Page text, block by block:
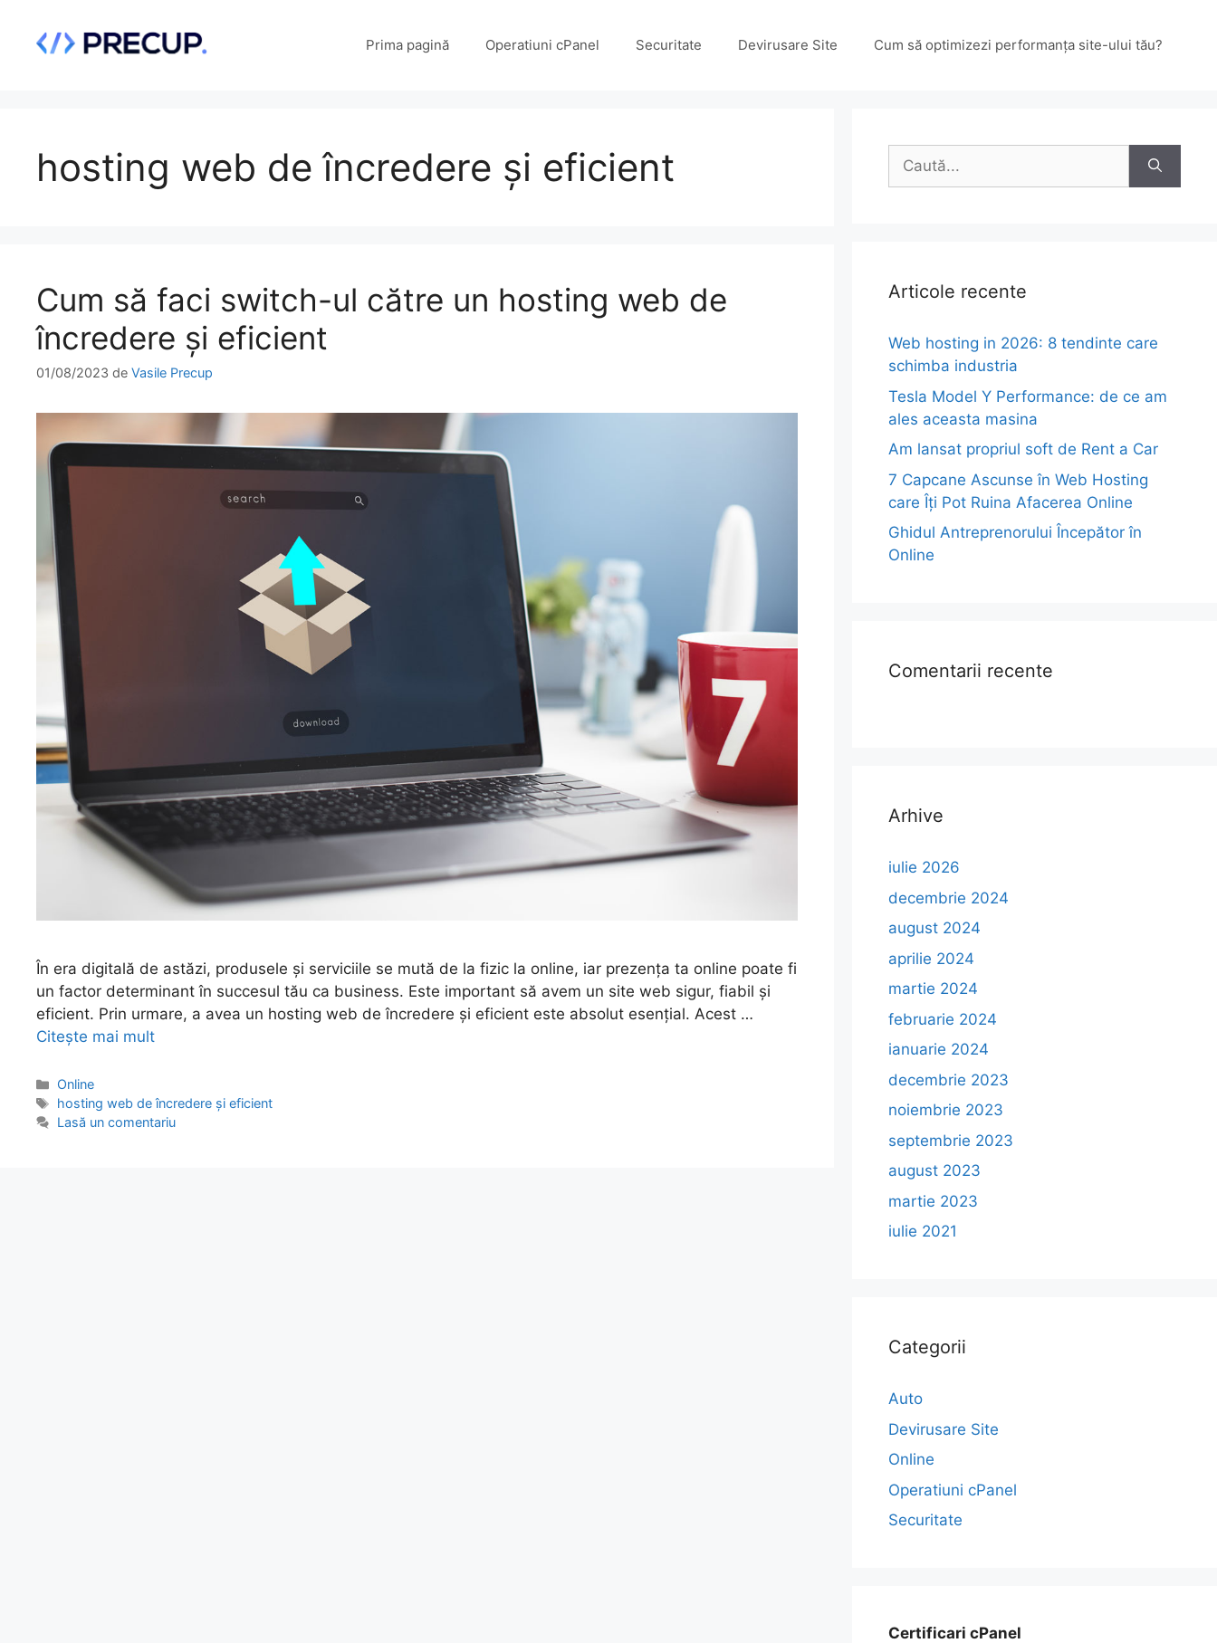
conținut
Prima pagină Operatiuni cPanel Securitate Devirusare Site Cum să optimizezi performanța site-ului tău?
hosting web de încredere și eficient
Cum să faci switch-ul către un hosting web de
încredere și eficient
01/08/2023 de Vasile Precup
În era digitală de astăzi, produsele și serviciile se mută de la fizic la online, iar prezența ta online poate fi
un factor determinant în succesul tău ca business. Este important să avem un site web sigur, fiabil și
eficient. Prin urmare, a avea un hosting web de încredere și eficient este absolut esențial. Acest …
Citește mai mult
Categorii
Online
Etichete
hosting web de încredere și eficient
Lasă un comentariu
Caută
Articole recente
Web hosting in 2026: 8 tendinte care
schimba industria
Tesla Model Y Performance: de ce am
ales aceasta masina
Am lansat propriul soft de Rent a Car
7 Capcane Ascunse în Web Hosting
care Îți Pot Ruina Afacerea Online
Ghidul Antreprenorului Începător în
Online
Comentarii recente
Arhive
iulie 2026
decembrie 2024
august 2024
aprilie 2024
martie 2024
februarie 2024
ianuarie 2024
decembrie 2023
noiembrie 2023
septembrie 2023
august 2023
martie 2023
iulie 2021
Categorii
Auto
Devirusare Site
Online
Operatiuni cPanel
Securitate
Certificari cPanel